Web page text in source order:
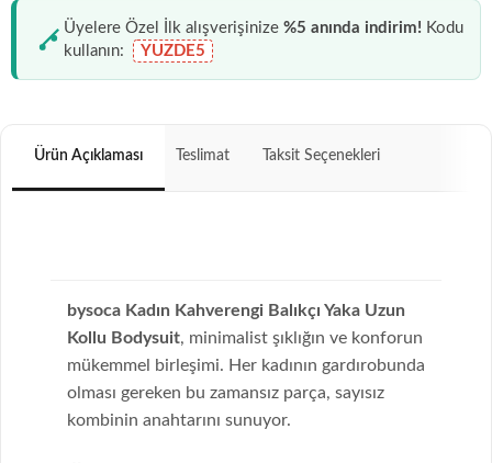
Üyelere Özel İlk alışverişinize %5 anında indirim! Kodu
kullanın:
YUZDE5
Ürün Açıklaması Teslimat Taksit Seçenekleri
bysoca Kadın Kahverengi Balıkçı Yaka Uzun
Kollu Bodysuit, minimalist şıklığın ve konforun
mükemmel birleşimi. Her kadının gardırobunda
olması gereken bu zamansız parça, sayısız
kombinin anahtarını sunuyor.